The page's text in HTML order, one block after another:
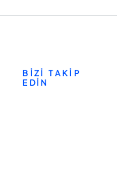
BİZİ TAKİP
EDİN